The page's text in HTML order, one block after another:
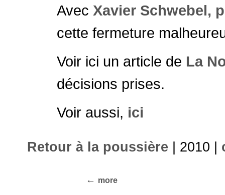
Avec Xavier Schwebel,
cette fermeture
Voir ici un article de La
décisions prises.
Voir aussi, ici
Retour à la poussière | 2010 |
more